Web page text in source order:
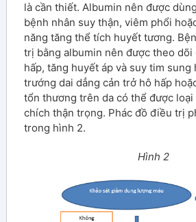
là cần thiết. Albumin nên được
bệnh nhân suy thận, viêm phổi
năng tăng thể tích huyết tương.
trị bằng albumin nên được theo
hấp, tăng huyết áp và suy tim sung
trướng dai dẳng cản trở hô hấp
tổn thương trên da có thể được loại
chích thận trọng. Phác đồ điều trị
trong hình 2.
Hình 2